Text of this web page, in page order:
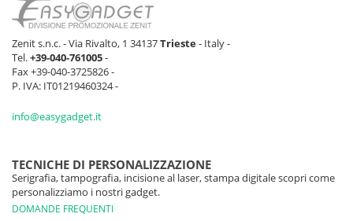
Zenit s.n.c. - Via Rivalto, 1 34137Trieste- Italy -
Tel.+39-040-761005-
Fax +39-040-3725826 -
P. IVA: IT01219460324 -
info@easygadget.it
TECNICHE DI PERSONALIZZAZIONE
Serigrafia, tampografia, incisione al laser, stampa digitale scopri come
personalizziamo i nostri gadget.
DOMANDE FREQUENTI